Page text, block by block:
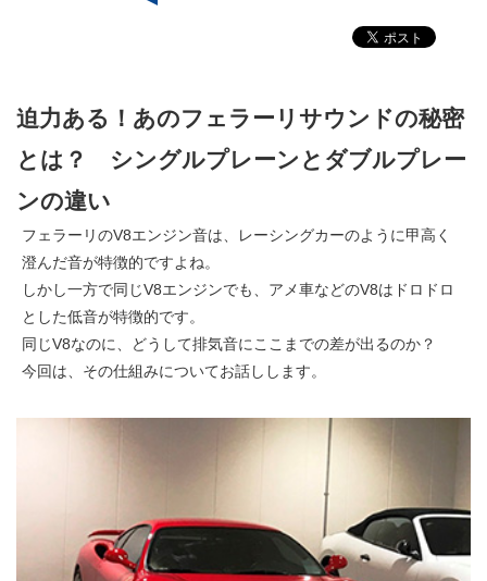
迫力ある！あのフェラーリサウンドの秘密
とは？ シングルプレーンとダブルプレー
ンの違い
フェラーリのV8エンジン音は、レーシングカーのように甲高く
澄んだ音が特徴的ですよね。
しかし一方で同じV8エンジンでも、アメ車などのV8はドロドロ
とした低音が特徴的です。
同じV8なのに、どうして排気音にここまでの差が出るのか？
今回は、その仕組みについてお話しします。